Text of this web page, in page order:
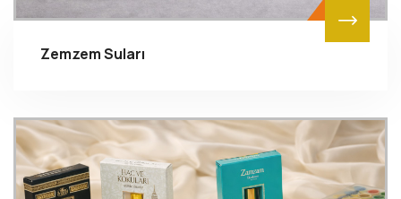
Zemzem Suları